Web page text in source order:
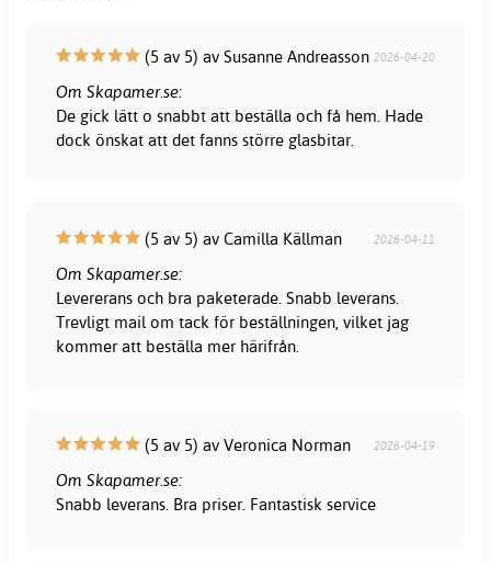
(5 av 5) av Susanne Andreasson 2026-04-20
Om Skapamer.se:
De gick lätt o snabbt att beställa och få hem. Hade
dock önskat att det fanns större glasbitar.
(5 av 5) av Camilla Källman 2026-04-11
Om Skapamer.se:
Levererans och bra paketerade. Snabb leverans.
Trevligt mail om tack för beställningen, vilket jag
kommer att beställa mer härifrån.
(5 av 5) av Veronica Norman 2026-04-19
Om Skapamer.se:
Snabb leverans. Bra priser. Fantastisk service